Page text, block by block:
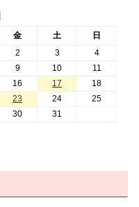
金 土
日
2 3
4
9 10
11
16 17
18
23 24
25
30 31